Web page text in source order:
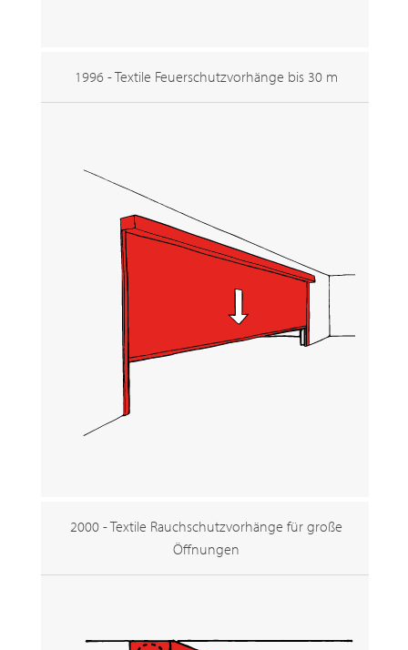
1996 - Textile Feuerschutzvorhänge bis 30 m
2000 - Textile Rauchschutzvorhänge für große
Öffnungen